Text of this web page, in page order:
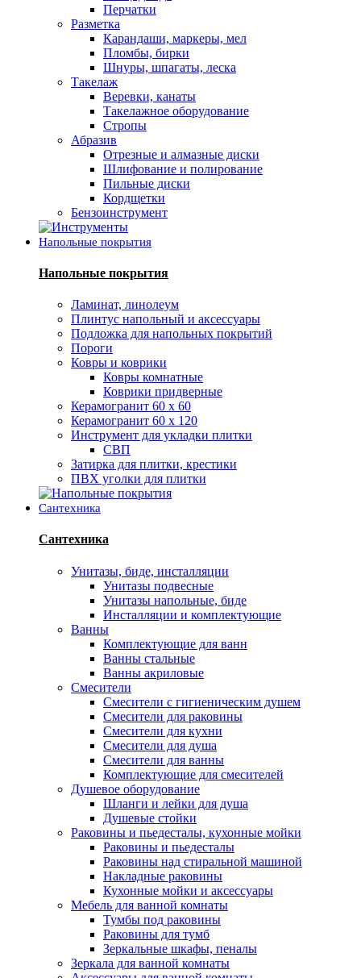
Перчатки
Разметка
Карандаши, маркеры, мел
Пломбы, бирки
Шнуры, шпагаты, леска
Такелаж
Веревки, канаты
Такелажное оборудование
Стропы
Абразив
Отрезные и алмазные диски
Шлифование и полирование
Пильные диски
Кордщетки
Бензоинструмент
Напольные покрытия
Напольные покрытия
Ламинат, линолеум
Плинтус напольный и аксессуары
Подложка для напольных покрытий
Пороги
Ковры и коврики
Ковры комнатные
Коврики придверные
Керамогранит 60 х 60
Керамогранит 60 х 120
Инструмент для укладки плитки
СВП
Затирка для плитки, крестики
ПВХ уголки для плитки
Сантехника
Сантехника
Унитазы, биде, инсталляции
Унитазы подвесные
Унитазы напольные, биде
Инсталляции и комплектующие
Ванны
Комплектующие для ванн
Ванны стальные
Ванны акриловые
Смесители
Смесители с гигиеническим душем
Смесители для раковины
Смесители для кухни
Смесители для душа
Смесители для ванны
Комплектующие для смесителей
Душевое оборудование
Шланги и лейки для душа
Душевые стойки
Раковины и пьедесталы, кухонные мойки
Раковины и пьедесталы
Раковины над стиральной машиной
Накладные раковины
Кухонные мойки и аксессуары
Мебель для ванной комнаты
Тумбы под раковины
Раковины для тумб
Зеркальные шкафы, пеналы
Зеркала для ванной комнаты